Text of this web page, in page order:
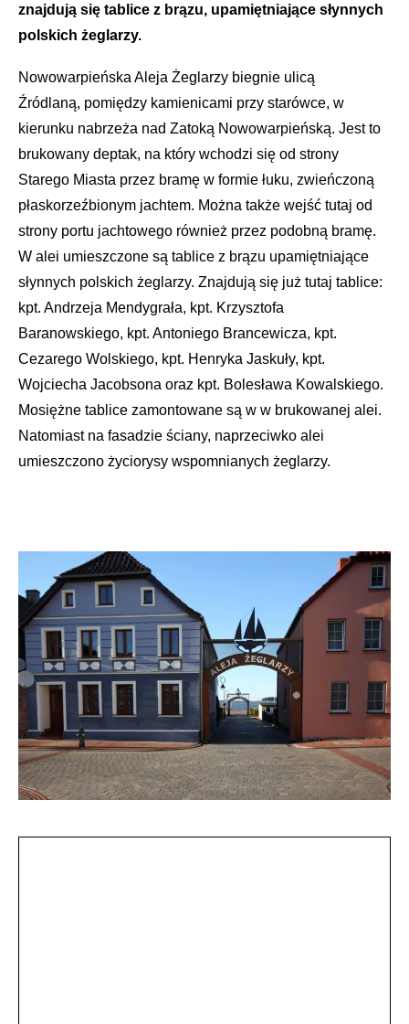
znajdują się tablice z brązu, upamiętniające słynnych
polskich żeglarzy.
Nowowarpieńska Aleja Żeglarzy biegnie ulicą
Źródlaną, pomiędzy kamienicami przy starówce, w
kierunku nabrzeża nad Zatoką Nowowarpieńską. Jest to
brukowany deptak, na który wchodzi się od strony
Starego Miasta przez bramę w formie łuku, zwieńczoną
płaskorzeźbionym jachtem. Można także wejść tutaj od
strony portu jachtowego również przez podobną bramę.
W alei umieszczone są tablice z brązu upamiętniające
słynnych polskich żeglarzy. Znajdują się już tutaj tablice:
kpt. Andrzeja Mendygrała, kpt. Krzysztofa
Baranowskiego, kpt. Antoniego Brancewicza, kpt.
Cezarego Wolskiego, kpt. Henryka Jaskuły, kpt.
Wojciecha Jacobsona oraz kpt. Bolesława Kowalskiego.
Mosiężne tablice zamontowane są w w brukowanej alei.
Natomiast na fasadzie ściany, naprzeciwko alei
umieszczono życiorysy wspomnianych żeglarzy.